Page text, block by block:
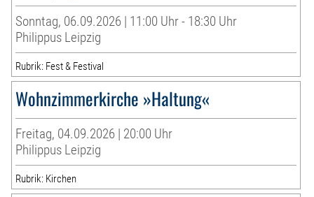
Sonntag, 06.09.2026 | 11:00 Uhr - 18:30 Uhr
Philippus Leipzig
Rubrik: Fest & Festival
Wohnzimmerkirche »Haltung«
Freitag, 04.09.2026 | 20:00 Uhr
Philippus Leipzig
Rubrik: Kirchen